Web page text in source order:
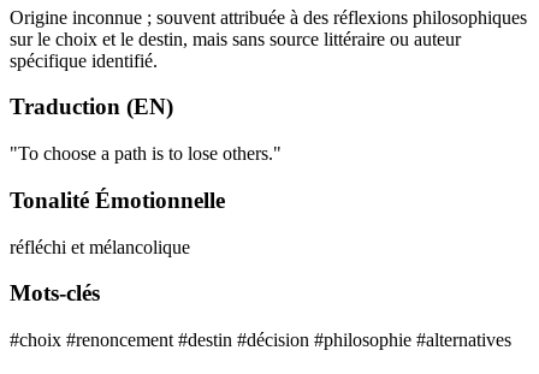
Origine inconnue ; souvent attribuée à des réflexions philosophiques
sur le choix et le destin, mais sans source littéraire ou auteur
spécifique identifié.
Traduction (EN)
"To choose a path is to lose others."
Tonalité Émotionnelle
réfléchi et mélancolique
Mots-clés
#choix #renoncement #destin #décision #philosophie #alternatives